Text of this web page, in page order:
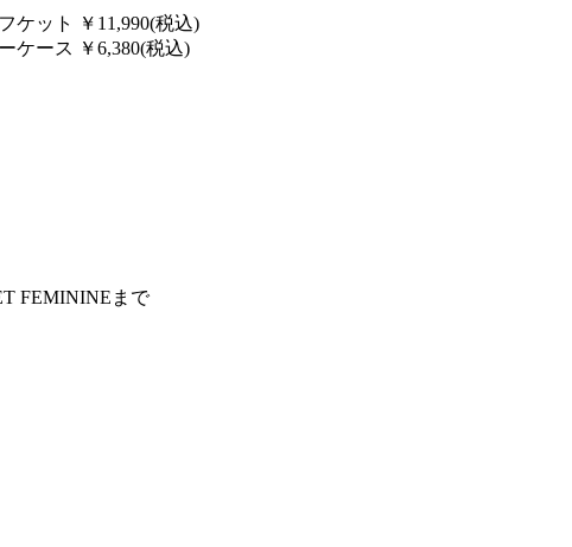
ケット ￥11,990(税込)
ケース ￥6,380(税込)
FEMININEまで